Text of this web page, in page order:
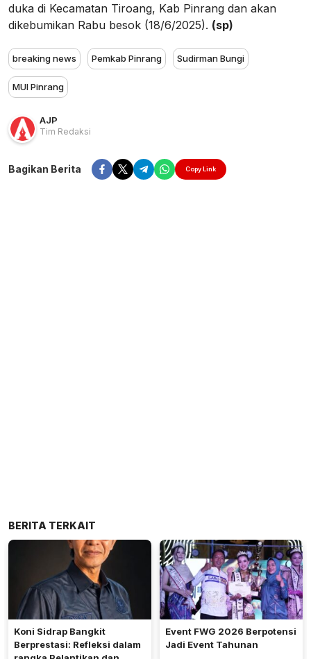
duka di Kecamatan Tiroang, Kab Pinrang dan akan
dikebumikan Rabu besok (18/6/2025). (sp)
breaking news Pemkab Pinrang Sudirman Bungi
MUI Pinrang
AJP
Tim Redaksi
Bagikan Berita Copy Link
BERITA TERKAIT
Koni Sidrap Bangkit
Berprestasi: Refleksi dalam
Event FWG 2026 Berpotensi
Jadi Event Tahunan